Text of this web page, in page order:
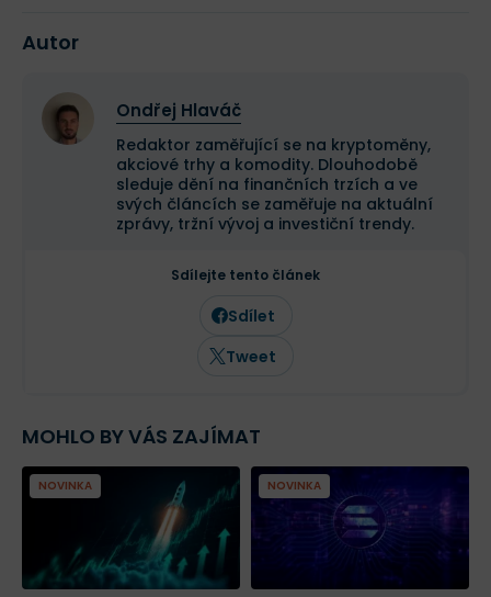
Autor
Ondřej Hlaváč
Redaktor zaměřující se na kryptoměny,
akciové trhy a komodity. Dlouhodobě
sleduje dění na finančních trzích a ve
svých článcích se zaměřuje na aktuální
zprávy, tržní vývoj a investiční trendy.
Sdílejte tento článek
Sdílet
Tweet
MOHLO BY VÁS ZAJÍMAT
NOVINKA NOVINKA